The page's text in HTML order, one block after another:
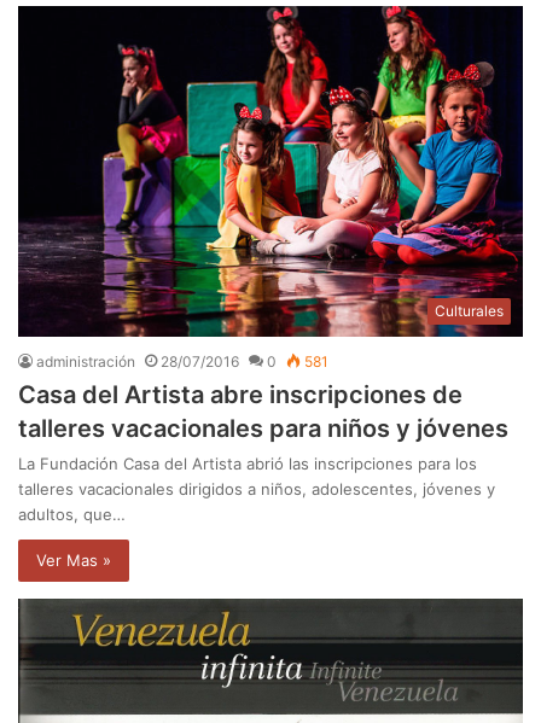
Culturales
administración 28/07/2016 0 581
Casa del Artista abre inscripciones de
talleres vacacionales para niños y jóvenes
La Fundación Casa del Artista abrió las inscripciones para los
talleres vacacionales dirigidos a niños, adolescentes, jóvenes y
adultos, que…
Ver Mas »